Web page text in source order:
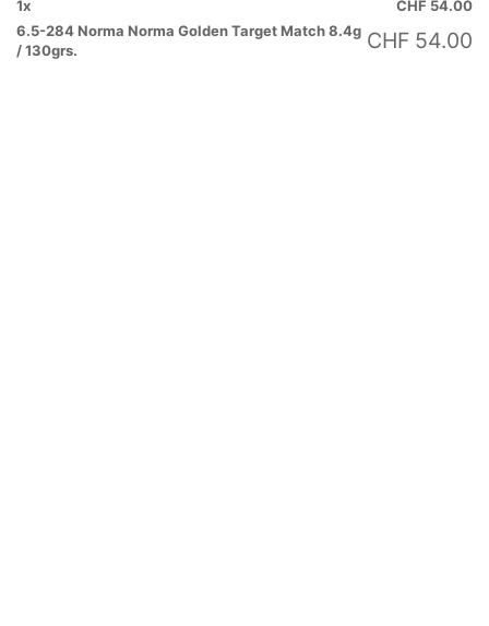
1x CHF 54.00
6.5-284 Norma Norma Golden Target Match 8.4g
/ 130grs.
CHF 54.00